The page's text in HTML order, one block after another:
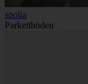
spolia
Parkettböden